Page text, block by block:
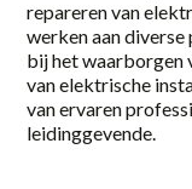
repareren van
werken aan diverse
bij het waarborgen
van elektrische
van ervaren
leidinggevende.
Full-time
Part-time
Vaste baan,